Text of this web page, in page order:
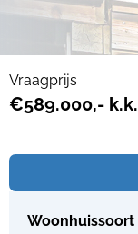
Vraagprijs
€589.000,- k.k.
Woonhuissoort